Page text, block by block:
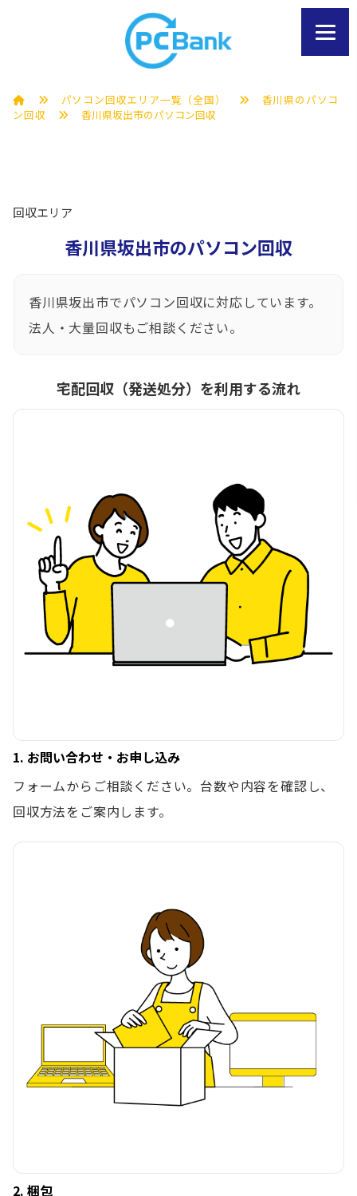
パソコン回収エリア一覧（全国）
香川県のパソコ
ン回収
香川県坂出市のパソコン回収
回収エリア
香川県坂出市のパソコン回収
香川県坂出市でパソコン回収に対応しています。
法人・大量回収もご相談ください。
宅配回収（発送処分）を利用する流れ
1. お問い合わせ・お申し込み
フォームからご相談ください。台数や内容を確認し、
回収方法をご案内します。
2. 梱包